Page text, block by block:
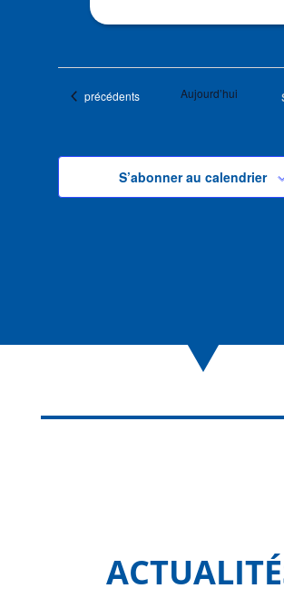
Évènements
précédents Aujourd’hui
S’abonner au calendrier